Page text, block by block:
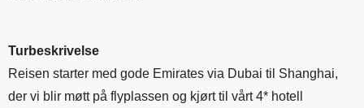
Turbeskrivelse
Reisen starter med gode Emirates via Dubai til Shanghai,
der vi blir møtt på flyplassen og kjørt til vårt 4* hotell